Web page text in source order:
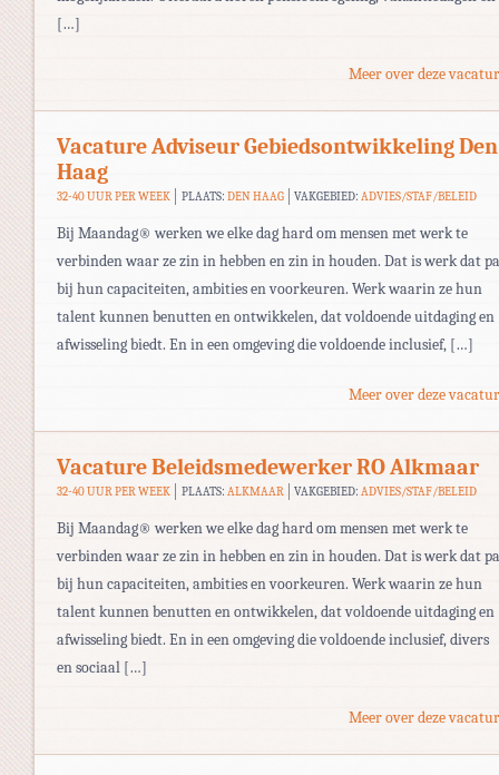
[…]
Meer over deze
Vacature Adviseur Gebiedsontwikkeling Den
Haag
32-40 UUR PER WEEK PLAATS: DEN HAAG VAKGEBIED:ADVIES/STAF/BELEID
Bij Maandag® werken we elke dag hard om mensen met werk te
verbinden waar ze zin in hebben en zin in houden. Dat is werk dat
bij hun capaciteiten, ambities en voorkeuren. Werk waarin ze hun
talent kunnen benutten en ontwikkelen, dat voldoende uitdaging en
afwisseling biedt. En in een omgeving die voldoende inclusief, […]
Meer over deze
Vacature Beleidsmedewerker RO Alkmaar
32-40 UUR PER WEEK PLAATS: ALKMAAR VAKGEBIED:ADVIES/STAF/BELEID
Bij Maandag® werken we elke dag hard om mensen met werk te
verbinden waar ze zin in hebben en zin in houden. Dat is werk dat
bij hun capaciteiten, ambities en voorkeuren. Werk waarin ze hun
talent kunnen benutten en ontwikkelen, dat voldoende uitdaging en
afwisseling biedt. En in een omgeving die voldoende inclusief, divers
en sociaal […]
Meer over deze